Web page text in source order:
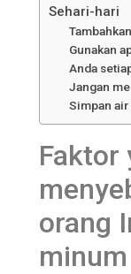
Sehari-hari
Gunakan
Anda
Jangan
Simpan air
Faktor
orang